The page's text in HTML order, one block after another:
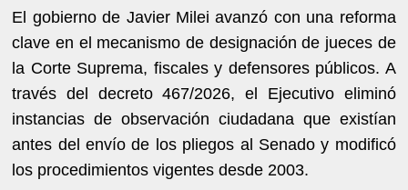
El gobierno de Javier Milei avanzó con una reforma
clave en el mecanismo de designación de jueces de
la Corte Suprema, fiscales y defensores públicos. A
través del decreto 467/2026, el Ejecutivo eliminó
instancias de observación ciudadana que existían
antes del envío de los pliegos al Senado y modificó
los procedimientos vigentes desde 2003.